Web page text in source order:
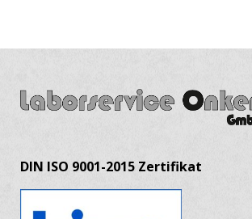
DIN ISO 9001-2015 Zertifikat